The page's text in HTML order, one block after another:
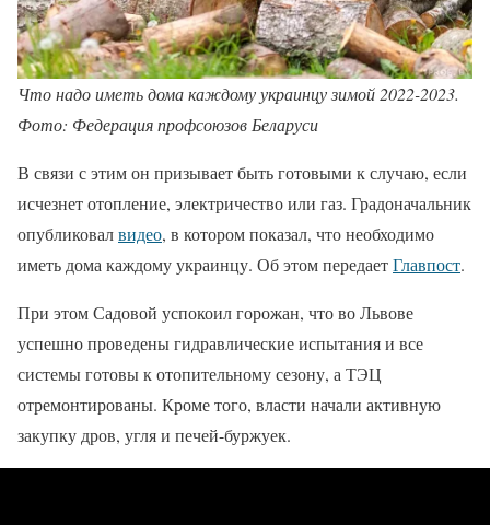
Что надо иметь дома каждому украинцу зимой 2022-2023.
Фото: Федерация профсоюзов Беларуси
В связи с этим он призывает быть готовыми к случаю, если
исчезнет отопление, электричество или газ. Градоначальник
опубликовалвидео, в котором показал, что необходимо
иметь дома каждому украинцу. Об этом передаетГлавпост.
При этом Садовой успокоил горожан, что во Львове
успешно проведены гидравлические испытания и все
системы готовы к отопительному сезону, а ТЭЦ
отремонтированы. Кроме того, власти начали активную
закупку дров, угля и печей-буржуек.